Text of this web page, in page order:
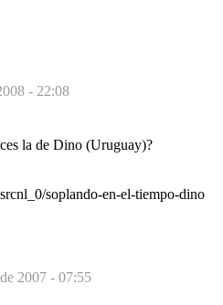
- 22:08
la de Dino (Uruguay)?
soplando-en-el-tiempo-dino
2007 - 07:55